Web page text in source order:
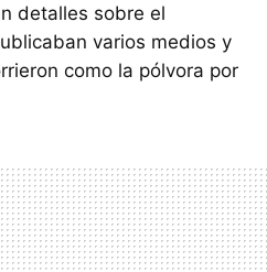
detalles sobre el
varios medios y
como la pólvora por